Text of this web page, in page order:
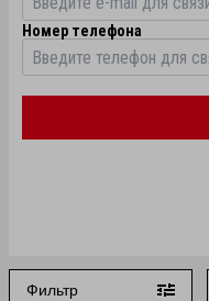
Номер телефона
Фильтр